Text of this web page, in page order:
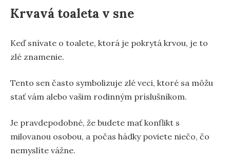
Krvavá toaleta v sne
Keď snívate o toalete, ktorá je pokrytá krvou, je to
zlé znamenie.
Tento sen často symbolizuje zlé veci, ktoré sa môžu
stať vám alebo vašim rodinným príslušníkom.
Je pravdepodobné, že budete mať konflikt s
milovanou osobou, a počas hádky poviete niečo, čo
nemyslíte vážne.